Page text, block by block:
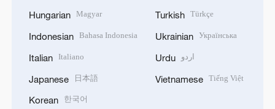
Hungarian Magyar
Indonesian Bahasa Indonesia
Italian Italiano
Japanese 日本語
Korean 한국어
Turkish Türkçe
Ukrainian Українська
Urdu اردو
Vietnamese Tiếng Việt